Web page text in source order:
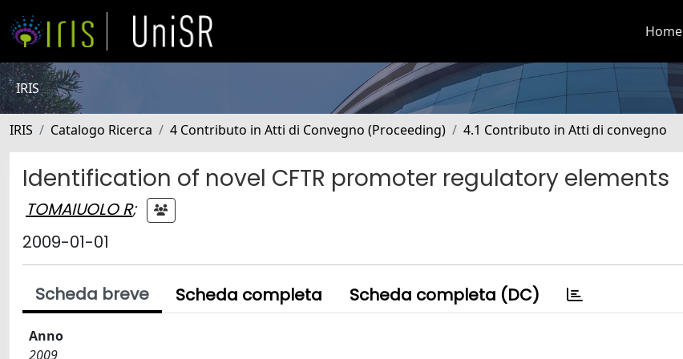
Home
IRIS
IRIS Catalogo Ricerca 4 Contributo in Atti di Convegno (Proceeding) 4.1 Contributo in Atti di convegno
Identification of novel CFTR promoter regulatory elements
TOMAIUOLO R;
2009-01-01
Scheda breve Scheda completa Scheda completa (DC)
Anno
2009